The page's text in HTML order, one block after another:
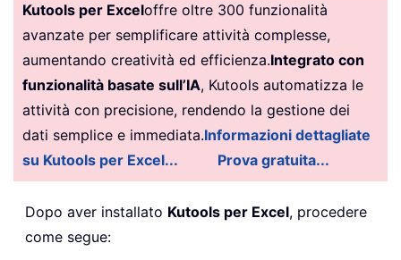
Kutools per Exceloffre oltre 300 funzionalità
avanzate per semplificare attività complesse,
aumentando creatività ed efficienza.Integrato con
funzionalità basate sull’IA, Kutools automatizza le
attività con precisione, rendendo la gestione dei
dati semplice e immediata.Informazioni dettagliate
su Kutools per Excel...
Prova gratuita...
Dopo aver installato Kutools per Excel, procedere
come segue: